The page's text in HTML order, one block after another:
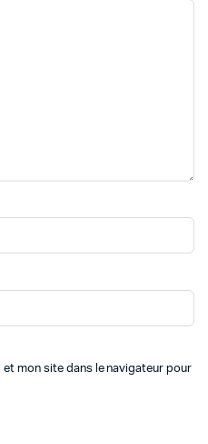
mon site dans le navigateur pour